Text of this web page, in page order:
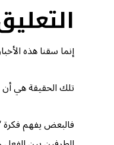
إنما سقنا هذه
تلك الحقيقة هي أن
فالبعض يفهم فكرة